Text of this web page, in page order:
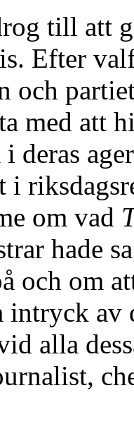
till att
Efter
och
med att
i deras
i
om vad
hade
och om
av
alla